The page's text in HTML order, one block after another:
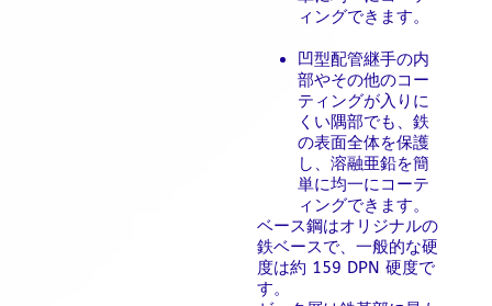
ィングできます。
凹型配管継手の内
部やその他のコー
ティングが入りに
くい隅部でも、鉄
の表面全体を保護
し、溶融亜鉛を簡
単に均一にコーテ
ィングできます。
ベース鋼はオリジナルの
鉄ベースで、一般的な硬
度は約 159 DPN 硬度で
す。